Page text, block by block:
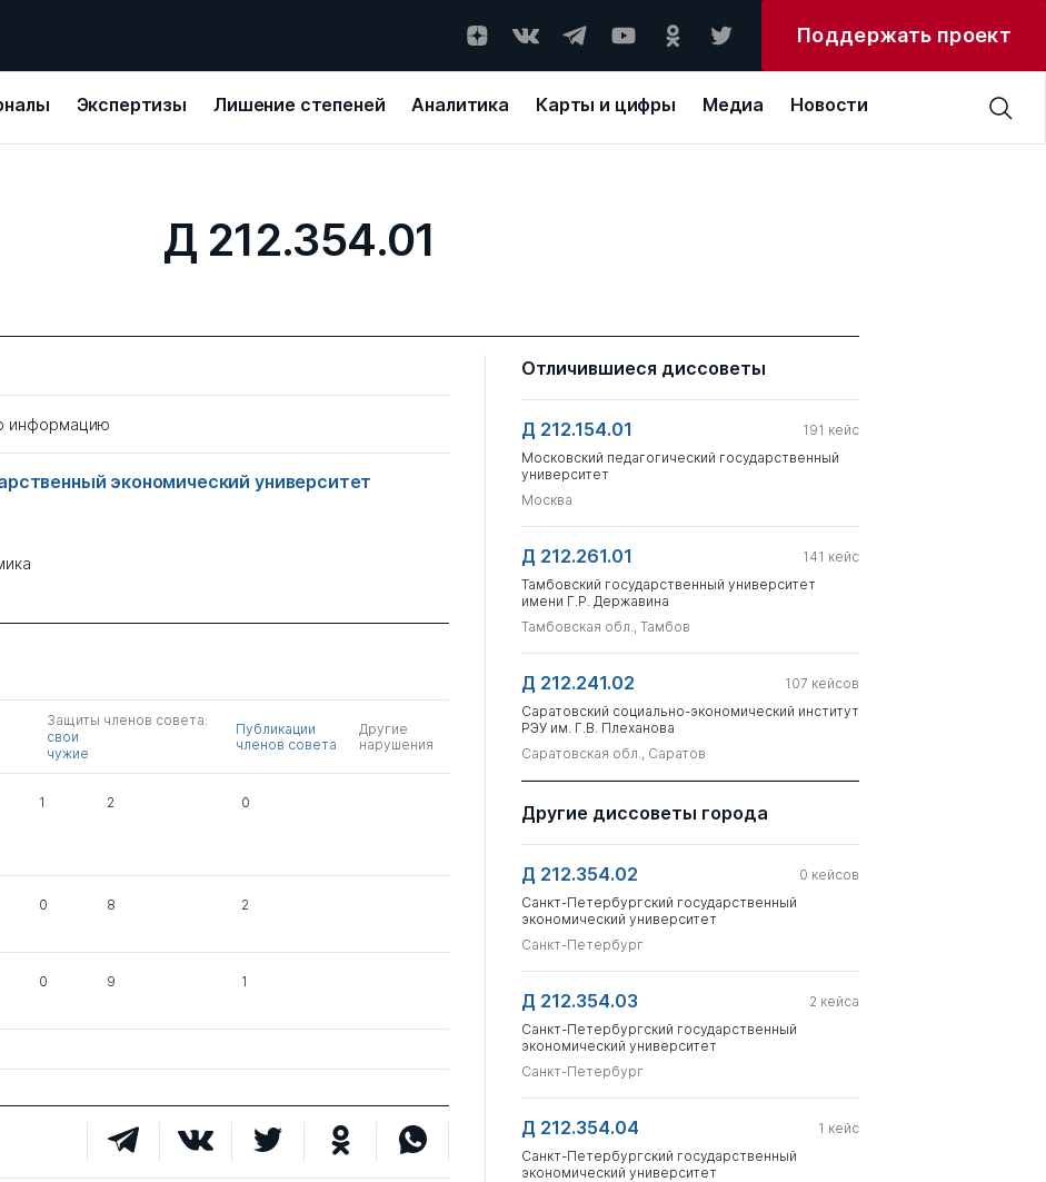
Поддержать проект
Экспертизы Лишение степеней Аналитика Карты и цифры Медиа Новости
Д 212.354.01
информацию
экономический университет
Защиты членов совета:
свои
чужие
Публикации
членов совета
Другие
нарушения
1 2 0
0 8 2
0 9 1
Отличившиеся диссоветы
Д 212.154.01 191 кейс
Московский педагогический государственный
университет
Москва
Д 212.261.01 141 кейс
Тамбовский государственный университет
имени Г.Р. Державина
Тамбовская обл., Тамбов
Д 212.241.02 107 кейсов
Саратовский социально-экономический институт
РЭУ им. Г.В. Плеханова
Саратовская обл., Саратов
Другие диссоветы города
Д 212.354.02 0 кейсов
Санкт-Петербургский государственный
экономический университет
Санкт-Петербург
Д 212.354.03 2 кейса
Санкт-Петербургский государственный
экономический университет
Санкт-Петербург
Д 212.354.04 1 кейс
Санкт-Петербургский государственный
экономический университет